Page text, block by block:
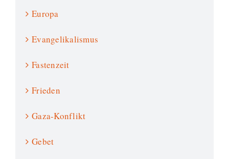
Europa
Evangelikalismus
Fastenzeit
Frieden
Gaza-Konflikt
Gebet